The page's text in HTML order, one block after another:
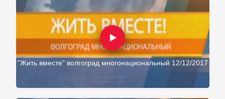
"Жить вместе" волгоград многонациональный 12/12/2017